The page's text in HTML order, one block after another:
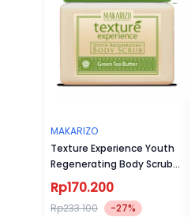
MAKARIZO
Texture Experience Youth
Regenerating Body Scrub
Green Tea 500 mL
Rp170.200
Rp233.100 -27%